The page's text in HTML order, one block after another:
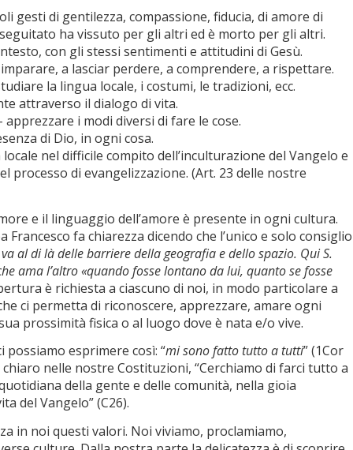
gesti di gentilezza, compassione, fiducia, di amore di
ha vissuto per gli altri ed è morto per gli altri.
con gli stessi sentimenti e attitudini di Gesù.
a lasciar perdere, a comprendere, a rispettare.
la lingua locale, i costumi, le tradizioni, ecc.
attraverso il dialogo di vita.
apprezzare i modi diversi di fare le cose.
di Dio, in ogni cosa.
nel difficile compito dell’inculturazione del Vangelo e
processo di evangelizzazione. (Art. 23 delle nostre
e il linguaggio dell’amore è presente in ogni cultura.
Francesco fa chiarezza dicendo che l’unico e solo consiglio
al di là delle barriere della geografia e dello spazio. Qui S.
ama l’altro «quando fosse lontano da lui, quanto se fosse
è richiesta a ciascuno di noi, in modo particolare a
ci permetta di riconoscere, apprezzare, amare ogni
prossimità fisica o al luogo dove è nata e/o vive.
possiamo esprimere così: “mi sono fatto tutto a tutti” (1Cor
nelle nostre Costituzioni, “Cerchiamo di farci tutto a
della gente e delle comunità, nella gioia
del Vangelo” (C26).
in noi questi valori. Noi viviamo, proclamiamo,